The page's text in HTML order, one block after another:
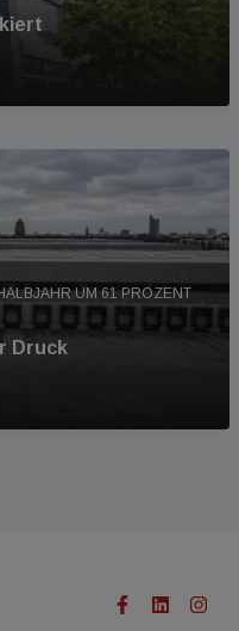
UM 61 PROZENT
Druck